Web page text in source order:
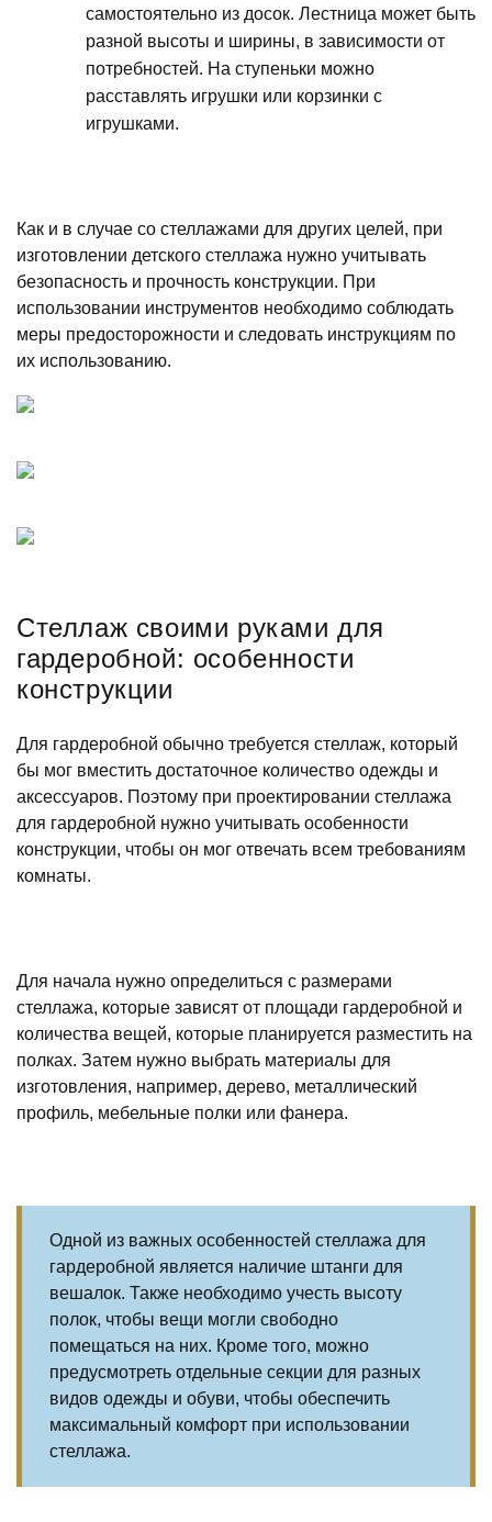
самостоятельно из досок. Лестница может быть
разной высоты и ширины, в зависимости от
потребностей. На ступеньки можно
расставлять игрушки или корзинки с
игрушками.
Как и в случае со стеллажами для других целей, при
изготовлении детского стеллажа нужно учитывать
безопасность и прочность конструкции. При
использовании инструментов необходимо соблюдать
меры предосторожности и следовать инструкциям по
их использованию.
Стеллаж своими руками для
гардеробной: особенности
конструкции
Для гардеробной обычно требуется стеллаж, который
бы мог вместить достаточное количество одежды и
аксессуаров. Поэтому при проектировании стеллажа
для гардеробной нужно учитывать особенности
конструкции, чтобы он мог отвечать всем требованиям
комнаты.
Для начала нужно определиться с размерами
стеллажа, которые зависят от площади гардеробной и
количества вещей, которые планируется разместить на
полках. Затем нужно выбрать материалы для
изготовления, например, дерево, металлический
профиль, мебельные полки или фанера.
Одной из важных особенностей стеллажа для
гардеробной является наличие штанги для
вешалок. Также необходимо учесть высоту
полок, чтобы вещи могли свободно
помещаться на них. Кроме того, можно
предусмотреть отдельные секции для разных
видов одежды и обуви, чтобы обеспечить
максимальный комфорт при использовании
стеллажа.